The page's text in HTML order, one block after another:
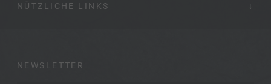
NÜTZLICHE LINKS
NEWSLETTER